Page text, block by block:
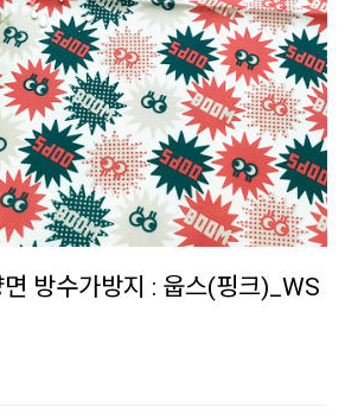
방수가방지 : 웁스(핑크)_WS